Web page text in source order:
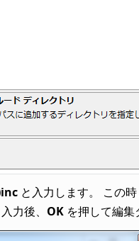
と入力します。 この時
力後、 OKを押して編集